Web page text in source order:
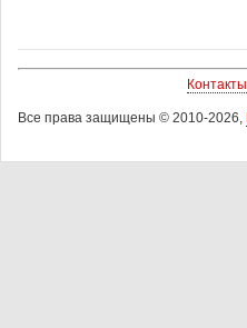
Контакты
Все права защищены © 2010-2026,